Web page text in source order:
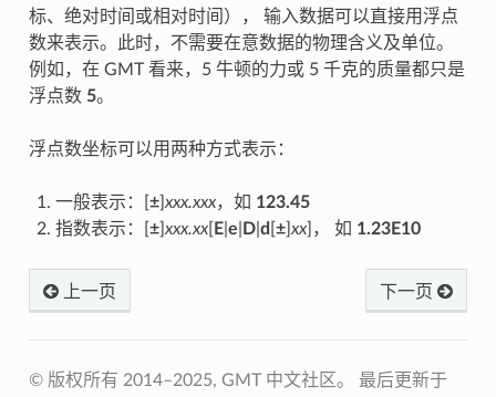
标、绝对时间或相对时间）， 输入数据可以直接用浮点
数来表示。此时，不需要在意数据的物理含义及单位。
例如，在 GMT 看来，5 牛顿的力或 5 千克的质量都只是
浮点数 5。
浮点数坐标可以用两种方式表示：
一般表示：[ ±] xxx.xxx，如 123.45
指数表示：[ ±] xxx.xx[ E| e D| d ±] xx]， 如 1.23E10
上一页 下一页
© 版权所有 2014–2025, GMT 中文社区。 最后更新于